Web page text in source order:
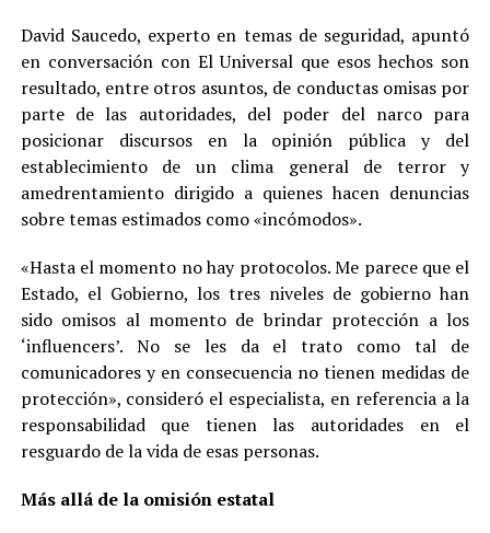
David Saucedo, experto en temas de seguridad, apuntó
en conversación con El Universal que esos hechos son
resultado, entre otros asuntos, de conductas omisas por
parte de las autoridades, del poder del narco para
posicionar discursos en la opinión pública y del
establecimiento de un clima general de terror y
amedrentamiento dirigido a quienes hacen denuncias
sobre temas estimados como «incómodos».
«Hasta el momento no hay protocolos. Me parece que el
Estado, el Gobierno, los tres niveles de gobierno han
sido omisos al momento de brindar protección a los
‘influencers’. No se les da el trato como tal de
comunicadores y en consecuencia no tienen medidas de
protección», consideró el especialista, en referencia a la
responsabilidad que tienen las autoridades en el
resguardo de la vida de esas personas.
Más allá de la omisión estatal